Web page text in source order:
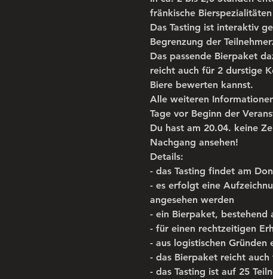
fränkische
Das Tasting ist interaktiv
Begrenzung der
Das passende Bierpaket
reicht auch für 2 durstige
Biere bewerten kannst.
Alle weiteren
Tage vor Beginn der
Du hast am 20.04. keine
Nachgang ansehen!
Details:
- das Tasting findet am
- es erfolgt eine
angesehen werden
- ein Bierpaket, bestehend
- für einen rechtzeitigen
- aus logistischen
- das Bierpaket reicht auch
- das Tasting ist auf 25